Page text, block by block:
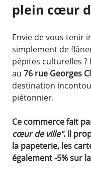
plein cœur
Envie de vous tenir
simplement de
pépites culturelles ?
au 76 rue Georges
destination
piétonnier.
Ce commerce fait
cœur de ville". Il
la papeterie, les
également -5% sur